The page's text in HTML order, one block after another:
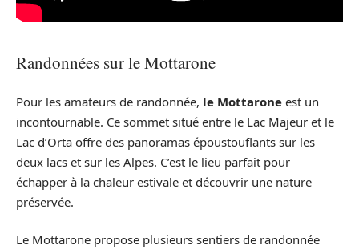
Randonnées sur le Mottarone
Pour les amateurs de randonnée, le Mottarone est un
incontournable. Ce sommet situé entre le Lac Majeur et le
Lac d’Orta offre des panoramas époustouflants sur les
deux lacs et sur les Alpes. C’est le lieu parfait pour
échapper à la chaleur estivale et découvrir une nature
préservée.
Le Mottarone propose plusieurs sentiers de randonnée